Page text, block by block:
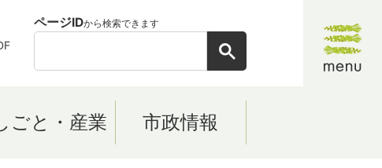
ページIDから検索できます
ごと・産業 市政情報